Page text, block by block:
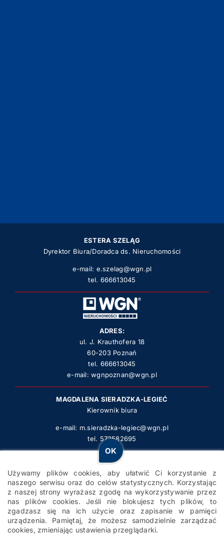
ESTERA SZELĄG
Dyrektor Biura/Doradca ds. Nieruchomości
e-mail: e.szelag@wgn.pl
tel. 666613045
ADRES:
ul. J. Krauthofera 18
60-203 Poznań
tel. 666613045
e-mail:wgnpoznan@wgn.pl
MAGDALENA SIERADZKA-LEGIEĆ
Kierownik biura
e-mail: m.sieradzka-legiec@wgn.pl
tel. 572582695
POWERWEB.PRO– STRONY DLA FIRM POZYSKUJĄCE
KLIENTÓW
Polityka prywatności
Polityka cookies
Używamy plików cookies, aby ułatwić Ci korzystanie z
naszego serwisu oraz do celów statystycznych. Korzystając
z naszej strony wyrażasz zgodę na wykorzystywanie przez
nas plików cookies. Jeśli nie blokujesz tych plików, to
zgadzasz się na ich użycie oraz zapisanie w pamięci
urządzenia. Pamiętaj, że możesz samodzielnie zarządzać
cookies, zmieniając ustawienia przeglądarki.
OK